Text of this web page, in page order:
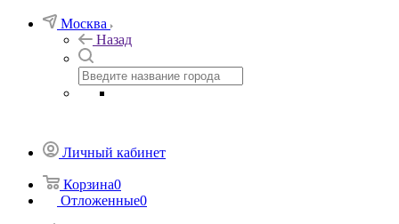
Москва
Назад
Личный кабинет
Корзина0
Отложенные0